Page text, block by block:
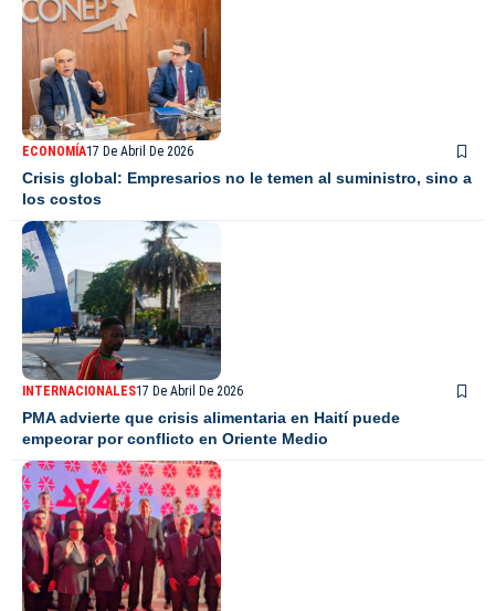
ECONOMÍA17 De Abril De 2026
Crisis global: Empresarios no le temen al suministro, sino a
los costos
INTERNACIONALES17 De Abril De 2026
PMA advierte que crisis alimentaria en Haití puede
empeorar por conflicto en Oriente Medio